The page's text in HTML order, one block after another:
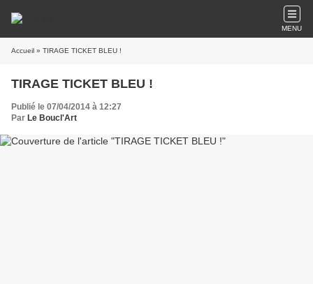
MENU
Accueil » TIRAGE TICKET BLEU !
TIRAGE TICKET BLEU !
Publié le 07/04/2014 à 12:27
Par Le Boucl'Art